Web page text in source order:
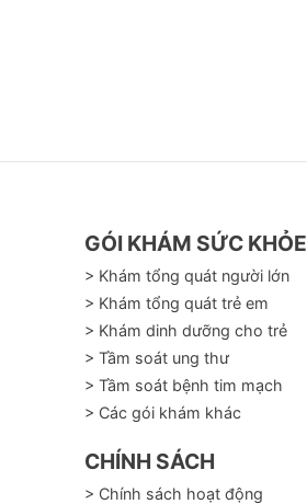
GÓI KHÁM SỨC KHỎE
> Khám tổng quát người lớn
> Khám tổng quát trẻ em
> Khám dinh dưỡng cho trẻ
> Tầm soát ung thư
> Tầm soát bệnh tim mạch
> Các gói khám khác
CHÍNH SÁCH
> Chính sách hoạt động